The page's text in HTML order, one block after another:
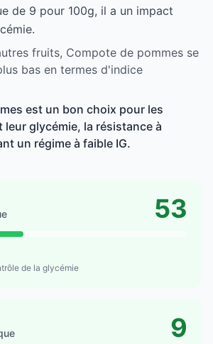
de 9 pour 100g, il a un impact
fruits, Compote de pommes se
bas en termes d'indice
est un bon choix pour les
leur glycémie, la résistance à
un régime à faible IG.
53
de la glycémie
9